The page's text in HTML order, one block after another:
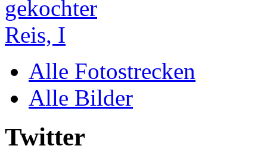
Alle Fotostrecken
Alle Bilder
Twitter